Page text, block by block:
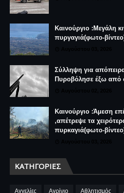
Καινούργιο :Μεγάλη
πυργαγιά(φωτο-
Σύλληψη για
Πυροβόλησε έξω από
Καινούργιο :Άμεση
,απέτρεψε τα
πυρκαγιά(φωτο-
ΚΑΤΗΓΟΡΊΕΣ
Αγγελίες Αγρίνιο Αθλητισμός